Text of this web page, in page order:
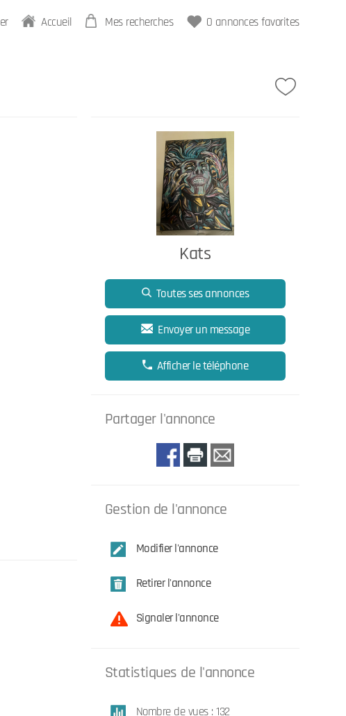
Accueil Mes recherches 0 annonces favorites
Kats
Toutes ses annonces
Envoyer un message
Afficher le téléphone
Partager l'annonce
Gestion de l'annonce
Modifier l'annonce
Retirer l'annonce
Signaler l'annonce
Statistiques de l'annonce
Nombre de vues : 132